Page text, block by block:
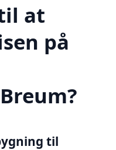
at
på
til